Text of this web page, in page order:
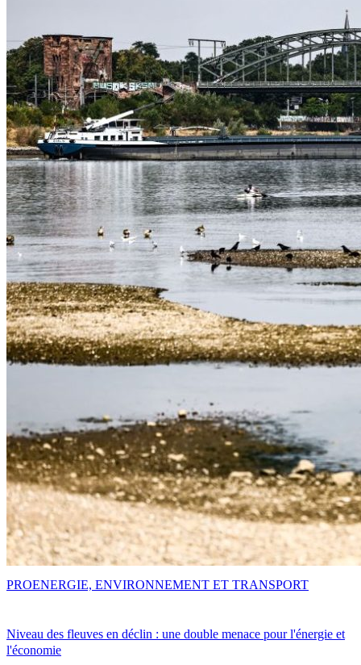
Niveau des fleuves en déclin : une double menace pour l'énergie et
l'économie
PROENERGIE, ENVIRONNEMENT ET TRANSPORT